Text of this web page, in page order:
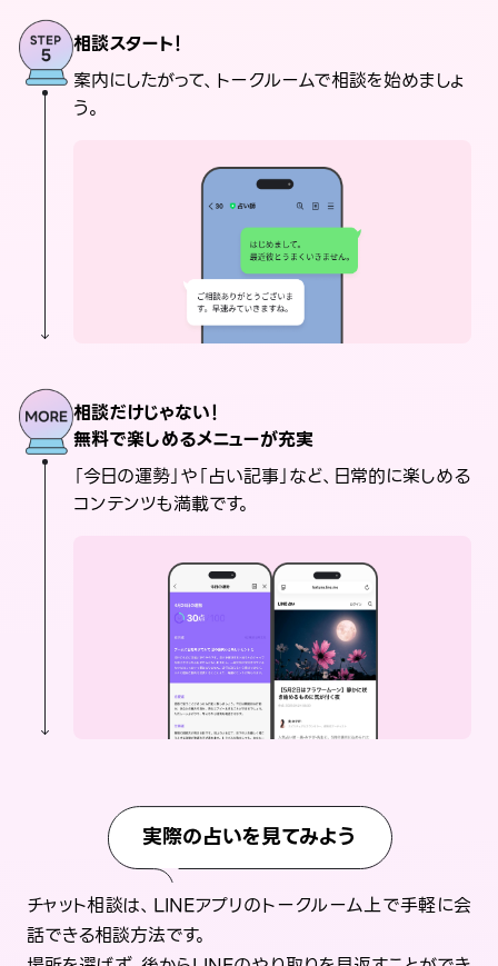
相談スタート！
案内にしたがって、トークルームで相談を始めましょ
う。
相談だけじゃない！
無料で楽しめるメニューが充実
「今日の運勢」や「占い記事」など、日常的に楽しめる
コンテンツも満載です。
実際の占いを見てみよう
チャット相談は、LINEアプリのトークルーム上で手軽に会
話できる相談方法です。